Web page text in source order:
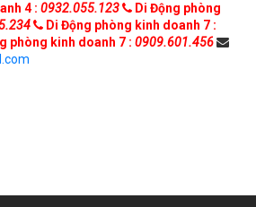
4 : 0932.055.123
Di Động phòng
Di Động phòng kinh doanh 7 :
phòng kinh doanh 7 : 0909.601.456